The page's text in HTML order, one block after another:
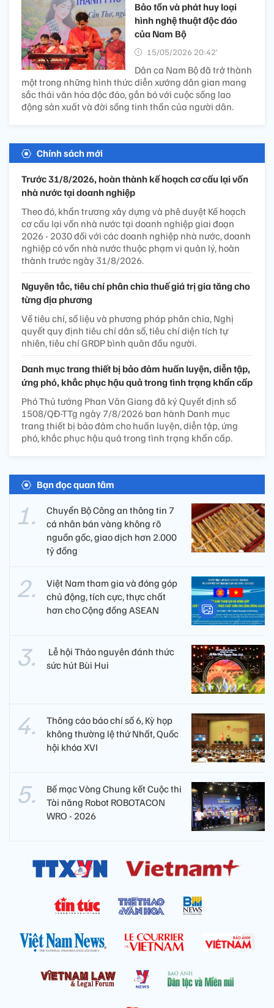
Bảo tồn và phát huy loại
hình nghệ thuật độc đáo
của Nam Bộ
15/05/2026 20:42’
Dân ca Nam Bộ đã trở thành
một trong những hình thức diễn xướng dân gian mang
sắc thái văn hóa độc đáo, gắn bó với cuộc sống lao
động sản xuất và đời sống tinh thần của người dân.
Chính sách mới
Trước 31/8/2026, hoàn thành kế hoạch cơ cấu lại vốn
nhà nước tại doanh nghiệp
Theo đó, khẩn trương xây dựng và phê duyệt Kế hoạch
cơ cấu lại vốn nhà nước tại doanh nghiệp giai đoạn
2026 - 2030 đối với các doanh nghiệp nhà nước, doanh
nghiệp có vốn nhà nước thuộc phạm vi quản lý, hoàn
thành trước ngày 31/8/2026.
Nguyên tắc, tiêu chí phân chia thuế giá trị gia tăng cho
từng địa phương
Về tiêu chí, số liệu và phương pháp phân chia, Nghị
quyết quy định tiêu chí dân số, tiêu chí diện tích tự
nhiên, tiêu chí GRDP bình quân đầu người.
Danh mục trang thiết bị bảo đảm huấn luyện, diễn tập,
ứng phó, khắc phục hậu quả trong tình trạng khẩn cấp
Phó Thủ tướng Phan Văn Giang đã ký Quyết định số
1508/QĐ-TTg ngày 7/8/2026 ban hành Danh mục
trang thiết bị bảo đảm cho huấn luyện, diễn tập, ứng
phó, khắc phục hậu quả trong tình trạng khẩn cấp.
Bạn đọc quan tâm
Chuyển Bộ Công an thông tin 7
cá nhân bán vàng không rõ
nguồn gốc, giao dịch hơn 2.000
tỷ đồng
Việt Nam tham gia và đóng góp
chủ động, tích cực, thực chất
hơn cho Cộng đồng ASEAN
​ Lễ hội Thảo nguyên đánh thức
sức hút Bùi Hui
Thông cáo báo chí số 6, Kỳ họp
không thường lệ thứ Nhất, Quốc
hội khóa XVI
Bế mạc Vòng Chung kết Cuộc thi
Tài năng Robot ROBOTACON
WRO - 2026